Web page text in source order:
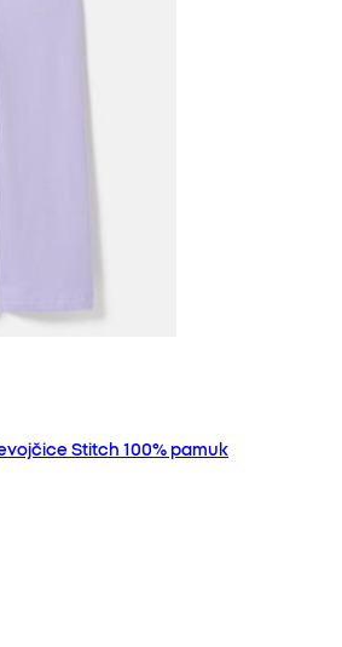
Stitch 100% pamuk